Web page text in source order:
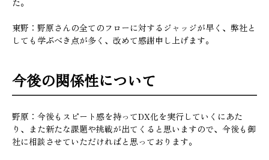
た。
東野：野原さんの全てのフローに対するジャッジが早く、弊社と
しても学ぶべき点が多く、改めて感謝申し上げます。
今後の関係性について
野原：今後もスピート感を持ってDX化を実行していくにあた
り、また新たな課題や挑戦が出てくると思いますので、今後も御
社に相談させていただければと思っております。